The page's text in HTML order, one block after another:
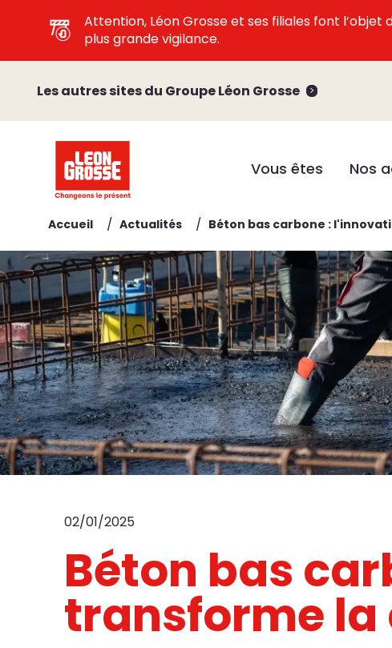
Attention, Léon Grosse et ses filiales font l’objet
plus grande vigilance.
Les autres sites du Groupe Léon Grosse
Vous êtes Nos
Accueil / Actualités / Béton bas carbone :
Béton bas
transforme
02/01/2025